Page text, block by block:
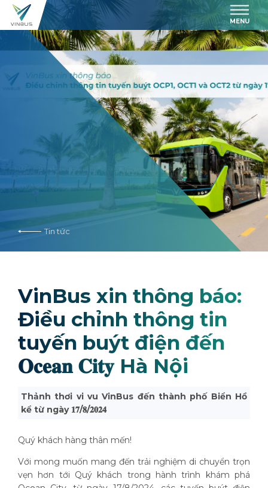
MENU
Tin tức
VinBus xin thông báo:
Điều chỉnh thông tin
tuyến buýt điện đến
𝐎𝐜𝐞𝐚𝐧 𝐂𝐢𝐭𝐲 Hà Nội
Thảnh thơi vi vu VinBus đến thành phố Biển Hồ
kể từ ngày 𝟏𝟕/𝟖/𝟐𝟎𝟐𝟒
Quý khách hàng thân mến!
Với mong muốn mang đến trải nghiệm di chuyển trọn
vẹn hơn tới Quý khách trong hành trình khám phá